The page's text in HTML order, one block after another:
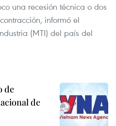
una recesión técnica o dos
informó el
(MTI) del país del
de
de